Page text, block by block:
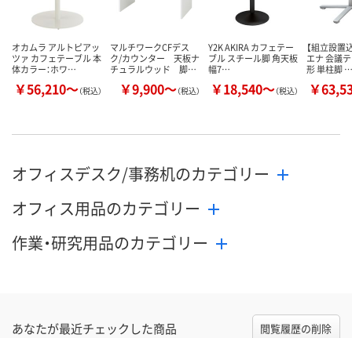
オカムラ アルトピアッ
ツァ カフェテーブル 本
体カラー：ホワ…
￥56,210～（税込）
マルチワークCFデス
ク/カウンター 天板ナ
チュラルウッド 脚…
￥9,900～（税込）
Y2K AKIRA カフェテー
ブル スチール脚 角天板
幅7…
￥18,540～（税込）
【組立設置
エナ 会議
形 単柱脚 …
￥
オフィスデスク/事務机のカテゴリー
オフィス用品のカテゴリー
作業・研究用品のカテゴリー
あなたが最近チェックした商品 閲覧履歴の削除